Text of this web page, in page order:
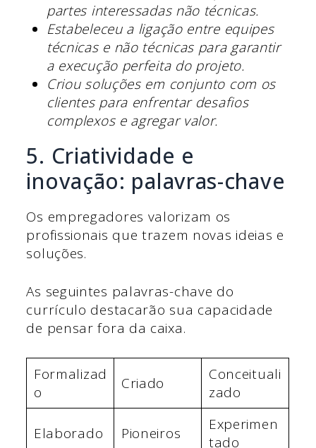
partes interessadas não técnicas.
Estabeleceu a ligação entre equipes
técnicas e não técnicas para garantir
a execução perfeita do projeto.
Criou soluções em conjunto com os
clientes para enfrentar desafios
complexos e agregar valor.
5. Criatividade e
inovação: palavras-chave
Os empregadores valorizam os
profissionais que trazem novas ideias e
soluções.
As seguintes palavras-chave do
currículo destacarão sua capacidade
de pensar fora da caixa.
Formalizad
o
Criado
Conceituali
zado
Elaborado Pioneiros
Experimen
tado